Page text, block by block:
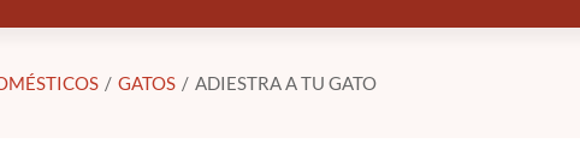
GATOS ADIESTRA A TU GATO